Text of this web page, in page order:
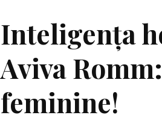
Inteligența
Aviva
feminine!